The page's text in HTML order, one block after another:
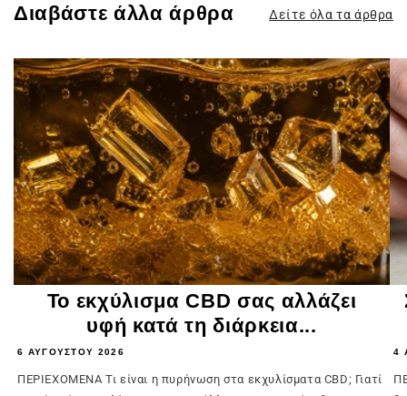
Διαβάστε άλλα άρθρα Δείτε όλα τα άρθρα
Το εκχύλισμα CBD σας αλλάζει
υφή κατά τη διάρκεια...
6 ΑΥΓΟΎΣΤΟΥ 2026
ΠΕΡΙΕΧΟΜΕΝΑ Τι είναι η πυρήνωση στα εκχυλίσματα CBD; Γιατί
4